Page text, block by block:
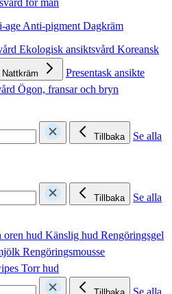
för män
ageAnti-pigmentDagkräm
Ekologisk ansiktsvård Koreansk
Nattkräm
Presentask ansikte
Ögon, fransar och bryn
Tillbaka
Se alla
Tillbaka
Se alla
oren hud Känslig hud Rengöringsgel
Rengöringsmousse
Torr hud